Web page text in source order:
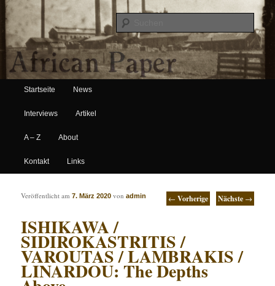
African Paper
Hauptmenü
Zum Inhalt wechseln
Zum sekundären Inhalt wechseln
Startseite News
Interviews Artikel
A – Z About
Kontakt Links
Artikelnavigation ← Vorherige Nächste →
ISHIKAWA /
SIDIROKASTRITIS /
VAROUTAS / LAMBRAKIS /
LINARDOU: The Depths
Veröffentlicht am7. März 2020 vonadmin